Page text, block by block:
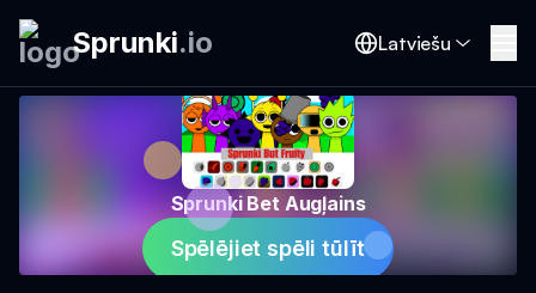
Sprunki.io Latviešu
Sprunki Bet Augļains
Spēlējiet spēli tūlīt